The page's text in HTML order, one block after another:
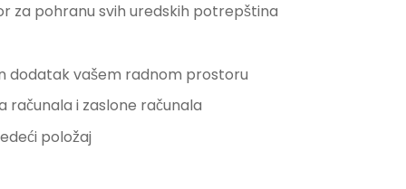
za pohranu svih uredskih potrepština
dodatak vašem radnom prostoru
računala i zaslone računala
položaj